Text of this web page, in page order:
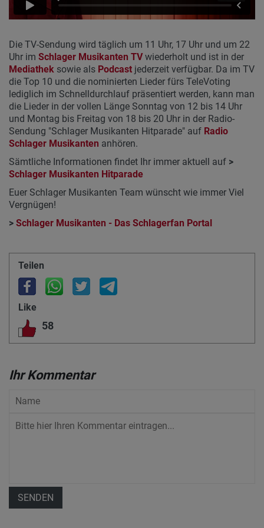
Die TV-Sendung wird täglich um 11 Uhr, 17 Uhr und um 22
Uhr im Schlager Musikanten TVwiederholt und ist in der
Mediathek sowie als Podcast jederzeit verfügbar. Da im TV
die Top 10 und die nominierten Lieder fürs TeleVoting
lediglich im Schnelldurchlauf präsentiert werden, kann man
die Lieder in der vollen Länge Sonntag von 12 bis 14 Uhr
und Montag bis Freitag von 18 bis 20 Uhr in der Radio-
Sendung "Schlager Musikanten Hitparade" auf Radio
Schlager Musikanten anhören.
Sämtliche Informationen findet Ihr immer aktuell auf >
Schlager Musikanten Hitparade
Euer Schlager Musikanten Team wünscht wie immer Viel
Vergnügen!
> Schlager Musikanten - Das Schlagerfan Portal
Teilen
Like
58
Ihr Kommentar
SENDEN